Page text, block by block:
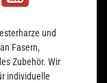
und
Fasern,
Zubehör. Wir
individuelle